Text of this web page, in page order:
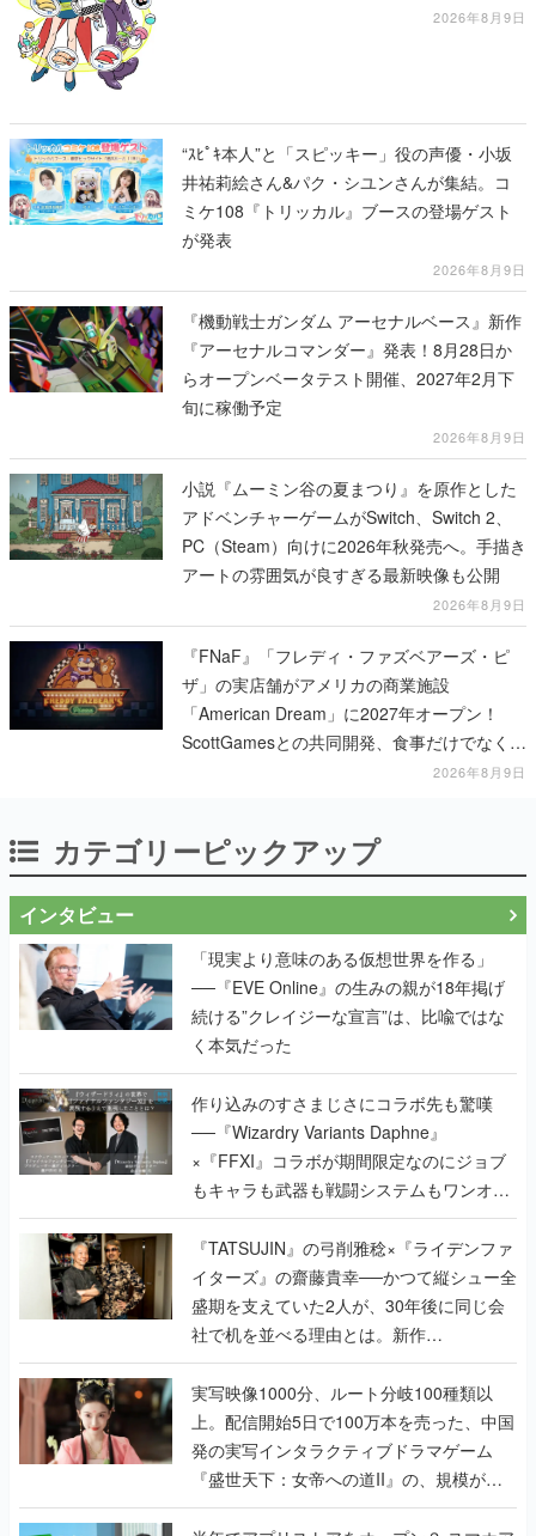
2026年8月9日
“ｽﾋﾟｷ本人”と「スピッキー」役の声優・小坂
井祐莉絵さん&パク・シユンさんが集結。コ
ミケ108『トリッカル』ブースの登場ゲスト
が発表
2026年8月9日
『機動戦士ガンダム アーセナルベース』新作
『アーセナルコマンダー』発表！8月28日か
らオープンベータテスト開催、2027年2月下
旬に稼働予定
2026年8月9日
小説『ムーミン谷の夏まつり』を原作とした
アドベンチャーゲームがSwitch、Switch 2、
PC（Steam）向けに2026年秋発売へ。手描き
アートの雰囲気が良すぎる最新映像も公開
2026年8月9日
『FNaF』「フレディ・ファズベアーズ・ピ
ザ」の実店舗がアメリカの商業施設
「American Dream」に2027年オープン！
ScottGamesとの共同開発、食事だけでなくス
テージショーや没入型のホラー体験も楽しめ
2026年8月9日
カテゴリーピックアップ
インタビュー
「現実より意味のある仮想世界を作る」
──『EVE Online』の生みの親が18年掲げ
続ける”クレイジーな宣言”は、比喩ではな
く本気だった
作り込みのすさまじさにコラボ先も驚嘆
──『Wizardry Variants Daphne』
×『FFXI』コラボが期間限定なのにジョブ
もキャラも武器も戦闘システムもワンオフ
で作り込まれた理由を両ディレクターに聞
く
『TATSUJIN』の弓削雅稔×『ライデンファ
イターズ』の齋藤貴幸──かつて縦シュー全
盛期を支えていた2人が、30年後に同じ会
社で机を並べる理由とは。新作
『TATSUJIN EXTREME』で初タッグを組
んだレジェンド2人に訊く開発秘話
実写映像1000分、ルート分岐100種類以
上。配信開始5日で100万本を売った、中国
発の実写インタラクティブドラマゲーム
『盛世天下：女帝への道II』の、規模が違
うこだわりをプロデューサーに聞いた